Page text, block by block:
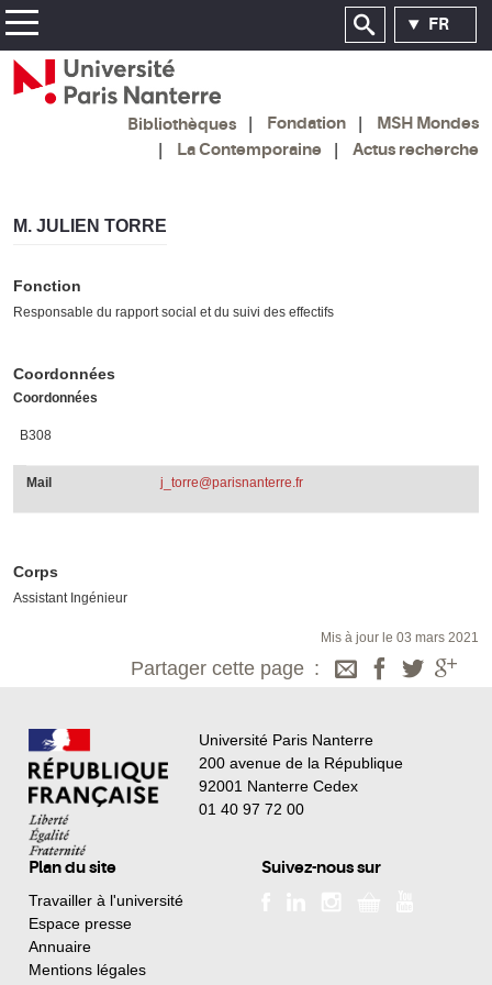
FR
Bibliothèques Fondation
MSH Mondes
La Contemporaine
Actus recherche
M. JULIEN TORRE
Fonction
Responsable du rapport social et du suivi des effectifs
Coordonnées
Coordonnées
B308
Mail j_torre@parisnanterre.fr
Corps
Assistant Ingénieur
Mis à jour le 03 mars 2021
Partager cette page
Université Paris Nanterre
200 avenue de la République
92001 Nanterre Cedex
01 40 97 72 00
Plan du site
Travailler à l'université
Espace presse
Annuaire
Mentions légales
Suivez-nous sur